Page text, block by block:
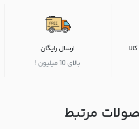
ارسال رایگان
بالای 10 میلیون !
مرتبط